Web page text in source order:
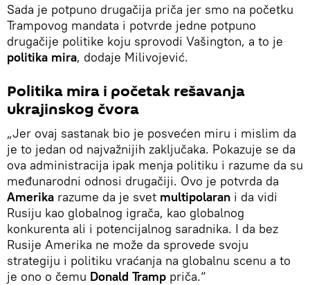
Sada je potpuno drugačija priča jer smo na početku
Trampovog mandata i potvrde jedne potpuno
drugačije politike koju sprovodi Vašington, a to je
politika mira, dodaje Milivojević.
Politika mira i početak rešavanja
ukrajinskog čvora
„Jer ovaj sastanak bio je posvećen miru i mislim da
je to jedan od najvažnijih zaključaka. Pokazuje se da
ova administracija ipak menja politiku i razume da su
međunarodni odnosi drugačiji. Ovo je potvrda da
Amerika razume da je svet multipolaran i da vidi
Rusiju kao globalnog igrača, kao globalnog
konkurenta ali i potencijalnog saradnika. I da bez
Rusije Amerika ne može da sprovede svoju
strategiju i politiku vraćanja na globalnu scenu a to
je ono o čemu Donald Tramp priča.“